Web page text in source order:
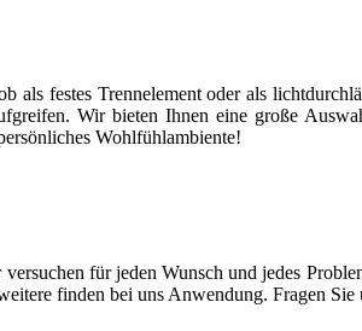
festes Trennelement oder als
Wir bieten Ihnen eine große
Wohlfühlambiente!
für jeden Wunsch und jedes
finden bei uns Anwendung. Fragen Sie